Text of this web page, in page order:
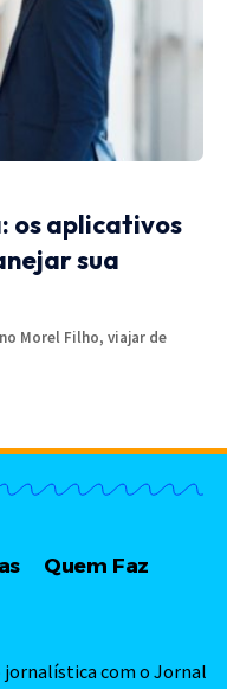
os aplicativos
sua
Morel Filho, viajar de
Quem Faz
jornalística com o Jornal